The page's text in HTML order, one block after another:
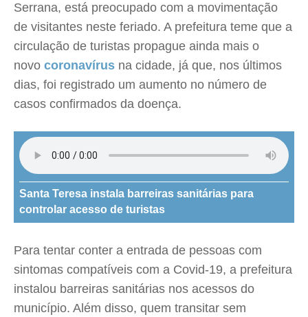
Serrana, está preocupado com a movimentação
de visitantes neste feriado. A prefeitura teme que a
circulação de turistas propague ainda mais o
novo coronavírus na cidade, já que, nos últimos
dias, foi registrado um aumento no número de
casos confirmados da doença.
Santa Teresa instala barreiras sanitárias para
controlar acesso de turistas
Para tentar conter a entrada de pessoas com
sintomas compatíveis com a Covid-19, a prefeitura
instalou barreiras sanitárias nos acessos do
município. Além disso, quem transitar sem